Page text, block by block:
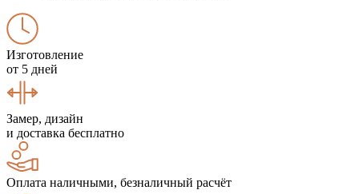
Изготовление
от 5 дней
Замер, дизайн
и доставка бесплатно
Оплата наличными, безналичный расчёт